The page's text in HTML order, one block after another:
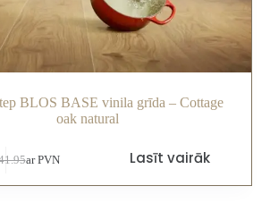
BLOS BASE vinila grīda – Cottage
oak natural
ar PVN Lasīt vairāk